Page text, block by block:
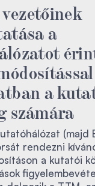
a
a
számára
(majd
rendezni
a kutatói